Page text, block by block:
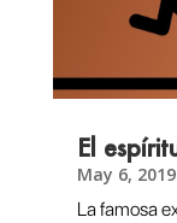
El
May 6, 2019
La famosa